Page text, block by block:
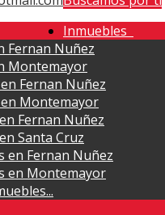
Inmuebles
Fernan Nuñez
Montemayor
Fernan Nuñez
Montemayor
Fernan Nuñez
Santa Cruz
en Fernan Nuñez
en Montemayor